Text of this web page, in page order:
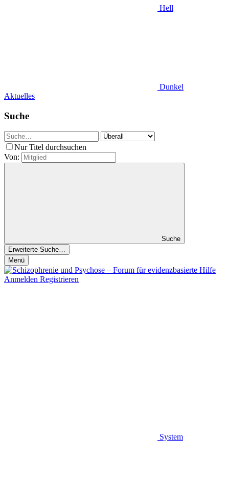
Hell
Dunkel
Aktuelles
Suche
Nur Titel durchsuchen
Von:
Suche
Erweiterte Suche…
Menü
Anmelden Registrieren
System